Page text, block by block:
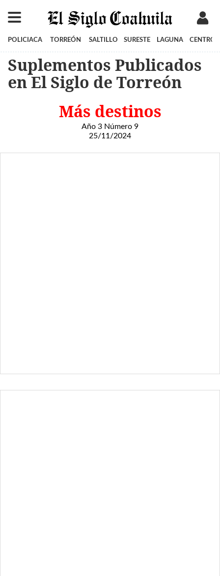
POLICIACA TORREÓN SALTILLO SURESTE LAGUNA CENTRO
Suplementos Publicados
en El Siglo de Torreón
Más destinos
Año 3 Número 9
25/11/2024